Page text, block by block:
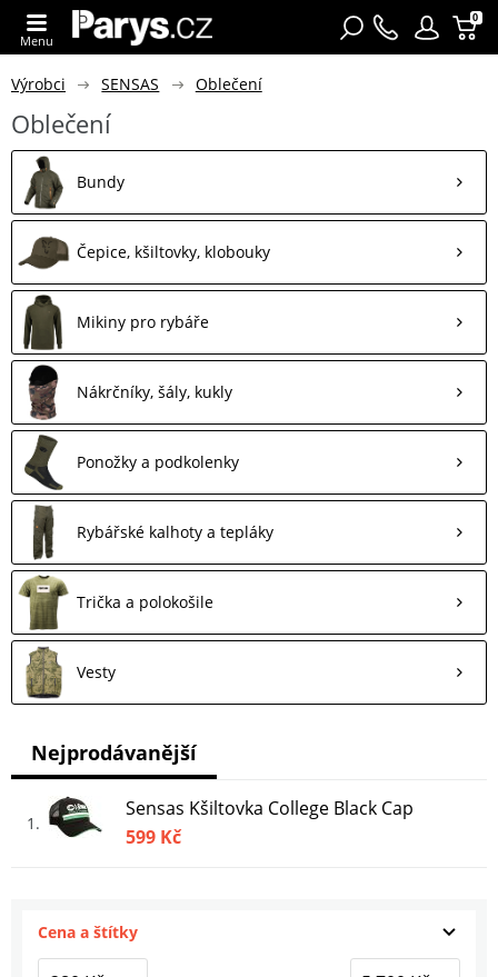
0
Menu
Výrobci SENSAS Oblečení
Oblečení
Bundy
Čepice, kšiltovky, klobouky
Mikiny pro rybáře
Nákrčníky, šály, kukly
Ponožky a podkolenky
Rybářské kalhoty a tepláky
Trička a polokošile
Vesty
1
Sensas Kšiltovka College Black Cap
599 Kč
Nejprodávanější
Cena a štítky